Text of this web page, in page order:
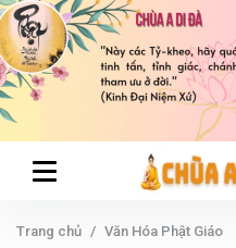
Trang chủ
Văn Hóa Phật Giáo